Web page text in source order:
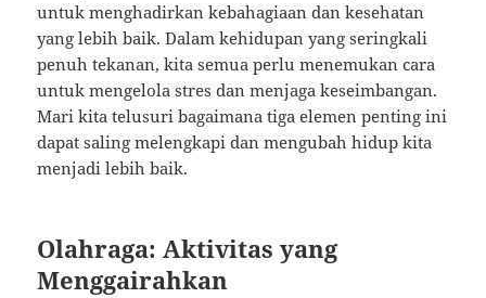
untuk menghadirkan kebahagiaan dan kesehatan
yang lebih baik. Dalam kehidupan yang seringkali
penuh tekanan, kita semua perlu menemukan cara
untuk mengelola stres dan menjaga keseimbangan.
Mari kita telusuri bagaimana tiga elemen penting ini
dapat saling melengkapi dan mengubah hidup kita
menjadi lebih baik.
Olahraga: Aktivitas yang
Menggairahkan